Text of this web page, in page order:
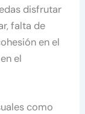
disfrutar
falta de
en el
el
como